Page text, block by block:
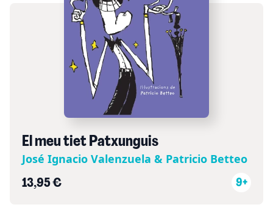
El meu tiet Patxunguis
José Ignacio Valenzuela & Patricio Betteo
13,95 € 9+